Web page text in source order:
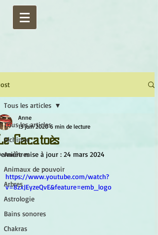
Tous les articles
Alchimie
Ancêtres
Animaux de pouvoir
Arbres
Astrologie
Bains sonores
Chakras
Tous les articles
Cacatoès
Anne
13 juin 2020 6 min de lecture
mise à jour : 24 mars 2024
https://www.youtube.com/watch?
v=8zxJEyzeQvE&feature=emb_logo